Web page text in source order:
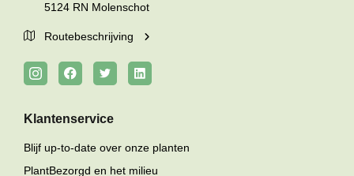
5124 RN Molenschot
Routebeschrijving
Klantenservice
Blijf up-to-date over onze planten
PlantBezorgd en het milieu